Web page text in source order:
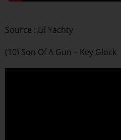
Source : Lil Yachty
(10) Son Of A Gun – Key Glock